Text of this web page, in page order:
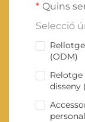
Quins
Selecció
(ODM)
disseny